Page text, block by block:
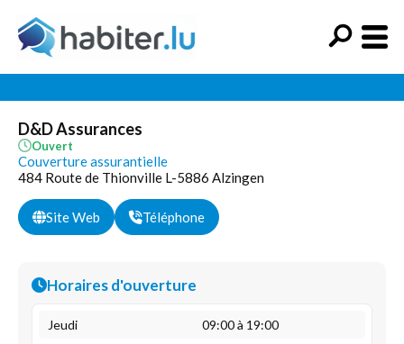
D&D Assurances
Ouvert
Couverture assurantielle
484 Route de Thionville L-5886 Alzingen
Site Web Téléphone
Horaires d'ouverture
Jeudi
09:00 à 19:00